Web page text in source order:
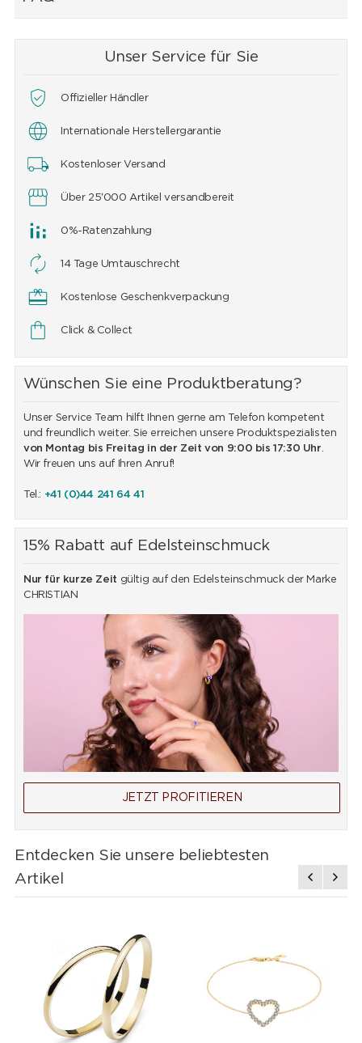
Unser Service für Sie
Offizieller Händler
Internationale Herstellergarantie
Kostenloser Versand
Über 25'000 Artikel versandbereit
0%-Ratenzahlung
14 Tage Umtauschrecht
Kostenlose Geschenkverpackung
Click & Collect
Wünschen Sie eine Produktberatung?
Unser Service Team hilft Ihnen gerne am Telefon kompetent
und freundlich weiter. Sie erreichen unsere Produktspezialisten
von Montag bis Freitag in der Zeit von 9:00 bis 17:30 Uhr.
Wir freuen uns auf Ihren Anruf!
Tel.: +41 (0)44 241 64 41
15% Rabatt auf Edelsteinschmuck
Nur für kurze Zeit gültig auf den Edelsteinschmuck der Marke
CHRISTIAN
JETZT PROFITIEREN
Entdecken Sie unsere beliebtesten
Artikel